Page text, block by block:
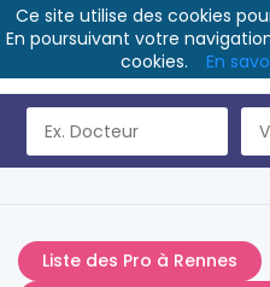
Liste des Pro à Rennes
Ce site utilise des cookies
En poursuivant votre
cookies.
En